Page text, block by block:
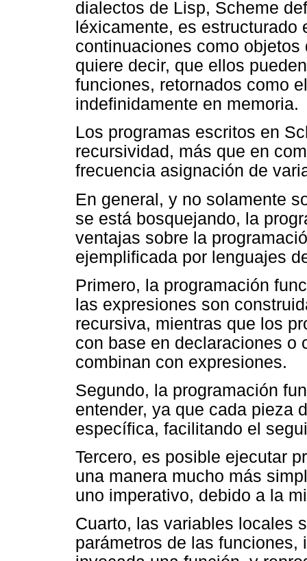
dialectos de Lisp, Scheme
léxicamente, es
continuaciones como
quiere decir, que ellos
funciones, retornados como
indefinidamente en memoria.
Los programas escritos en
recursividad, más que en
frecuencia asignación de
En general, y no solamente
se está bosquejando, la
ventajas sobre la
ejemplificada por lenguajes
Primero, la programación
las expresiones son
recursiva, mientras que los
con base en declaraciones o
combinan con expresiones.
Segundo, la programación
entender, ya que cada pieza
específica, facilitando el
Tercero, es posible ejecutar
una manera mucho más
uno imperativo, debido a la
Cuarto, las variables locales
parámetros de las